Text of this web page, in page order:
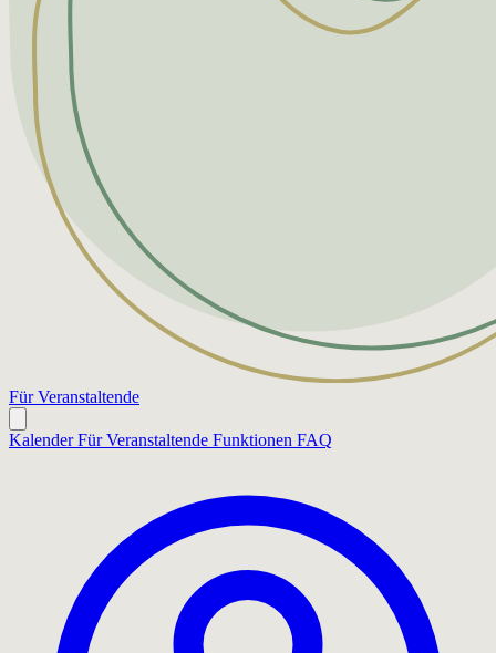
Für Veranstaltende
Kalender Für Veranstaltende Funktionen FAQ